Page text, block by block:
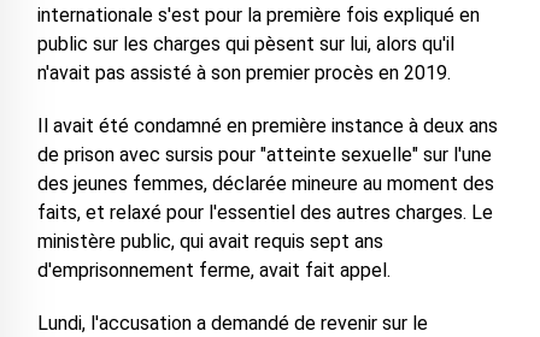
internationale s'est pour la première fois expliqué en
public sur les charges qui pèsent sur lui, alors qu'il
n'avait pas assisté à son premier procès en 2019.
Il avait été condamné en première instance à deux ans
de prison avec sursis pour "atteinte sexuelle" sur l'une
des jeunes femmes, déclarée mineure au moment des
faits, et relaxé pour l'essentiel des autres charges. Le
ministère public, qui avait requis sept ans
d'emprisonnement ferme, avait fait appel.
Lundi, l'accusation a demandé de revenir sur le